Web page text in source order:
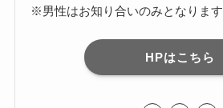
※男性はお知り合いのみとなります
HPはこちら